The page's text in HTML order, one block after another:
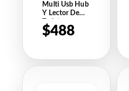
Multi Usb Hub
Y Lector De
Tarjetas
$488